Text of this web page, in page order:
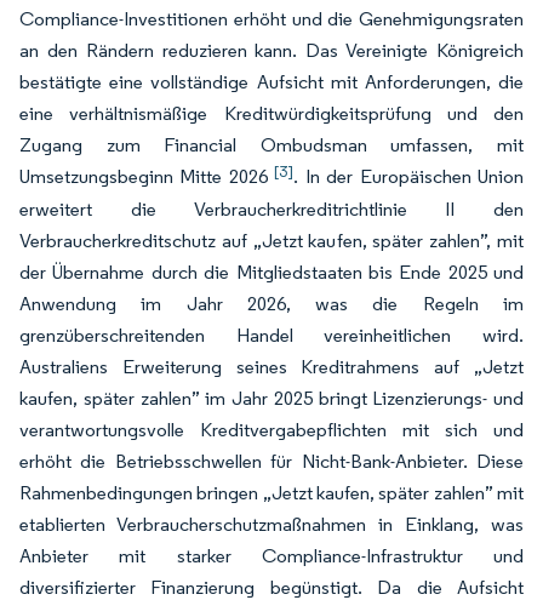
Compliance-Investitionen erhöht und die Genehmigungsraten
an den Rändern reduzieren kann. Das Vereinigte Königreich
bestätigte eine vollständige Aufsicht mit Anforderungen, die
eine verhältnismäßige Kreditwürdigkeitsprüfung und den
Zugang zum Financial Ombudsman umfassen, mit
Umsetzungsbeginn Mitte 2026[3]. In der Europäischen Union
erweitert die Verbraucherkreditrichtlinie II den
Verbraucherkreditschutz auf „Jetzt kaufen, später zahlen”, mit
der Übernahme durch die Mitgliedstaaten bis Ende 2025 und
Anwendung im Jahr 2026, was die Regeln im
grenzüberschreitenden Handel vereinheitlichen wird.
Australiens Erweiterung seines Kreditrahmens auf „Jetzt
kaufen, später zahlen” im Jahr 2025 bringt Lizenzierungs- und
verantwortungsvolle Kreditvergabepflichten mit sich und
erhöht die Betriebsschwellen für Nicht-Bank-Anbieter. Diese
Rahmenbedingungen bringen „Jetzt kaufen, später zahlen” mit
etablierten Verbraucherschutzmaßnahmen in Einklang, was
Anbieter mit starker Compliance-Infrastruktur und
diversifizierter Finanzierung begünstigt. Da die Aufsicht